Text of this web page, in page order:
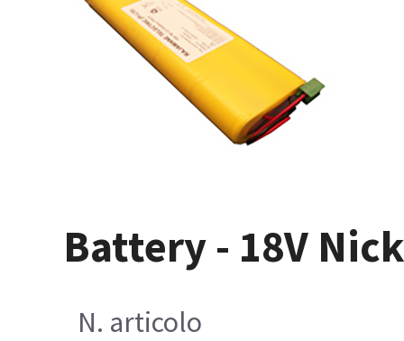
Battery - 18V
N. articolo